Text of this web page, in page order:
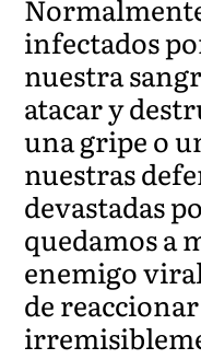
infectados
nuestra
atacar y
una gripe o
nuestras
devastadas
quedamos a
enemigo
de